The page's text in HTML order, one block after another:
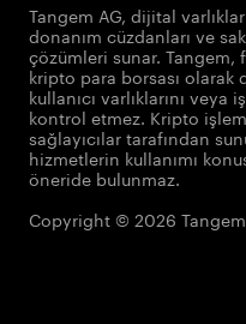
Tangem AG, dijital
donanım cüzdanları ve
çözümleri sunar. Tangem,
kripto para borsası olarak
kullanıcı varlıklarını
kontrol etmez. Kripto
sağlayıcılar tarafından
hizmetlerin kullanımı
öneride bulunmaz.